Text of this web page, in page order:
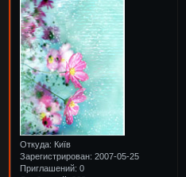
Откуда: Київ
Зарегистрирован: 2007-05-25
Приглашений: 0